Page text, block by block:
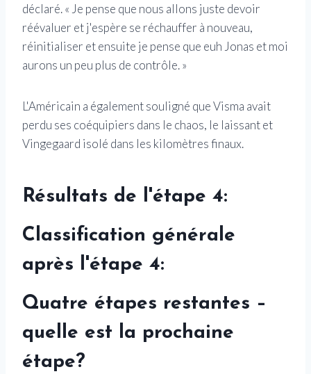
déclaré. « Je pense que nous allons juste devoir
réévaluer et j'espère se réchauffer à nouveau,
réinitialiser et ensuite je pense que euh Jonas et moi
aurons un peu plus de contrôle. »
L'Américain a également souligné que Visma avait
perdu ses coéquipiers dans le chaos, le laissant et
Vingegaard isolé dans les kilomètres finaux.
Résultats de l'étape 4:
Classification générale
après l'étape 4:
Quatre étapes restantes –
quelle est la prochaine
étape?